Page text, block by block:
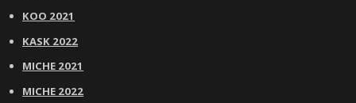
KOO 2021
KASK 2022
MICHE 2021
MICHE 2022